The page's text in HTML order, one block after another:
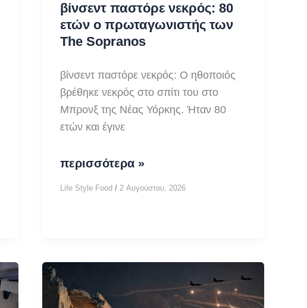
βίνσεντ παστόρε νεκρός: 80
ετών ο πρωταγωνιστής των
The Sopranos
βίνσεντ παστόρε νεκρός: Ο ηθοποιός
βρέθηκε νεκρός στο σπίτι του στο
Μπρονξ της Νέας Υόρκης. Ήταν 80
ετών και έγινε
βίνσεντ
παστόρε
ο
πρωταγωνιστής
των
περισσότερα »
Life Style Food / 2 Αυγούστου, 2026